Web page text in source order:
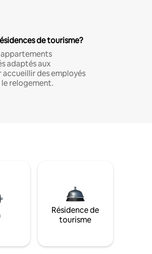
de tourisme?
adaptés aux
des employés
relogement.
Résidence de
tourisme